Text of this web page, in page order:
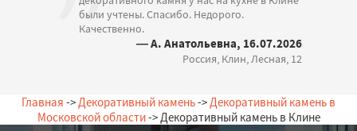
были учтены. Спасибо. Недорого.
Качественно.
— А. Анатольевна, 16.07.2026
Россия, Клин, Лесная, 12
Главная -> Декоративный камень-> Декоративный камень в
Московской области-> Декоративный камень в Клине